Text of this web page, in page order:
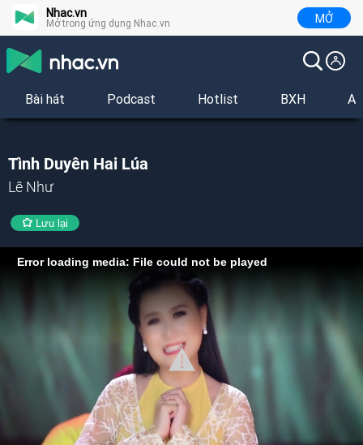
Nhac.vn
Mở trong ứng dụng Nhac.vn MỞ
Bài hát Podcast Hotlist BXH
Tình Duyên Hai Lúa
Lê Như
Lưu lại
Error loading media: File could not be played